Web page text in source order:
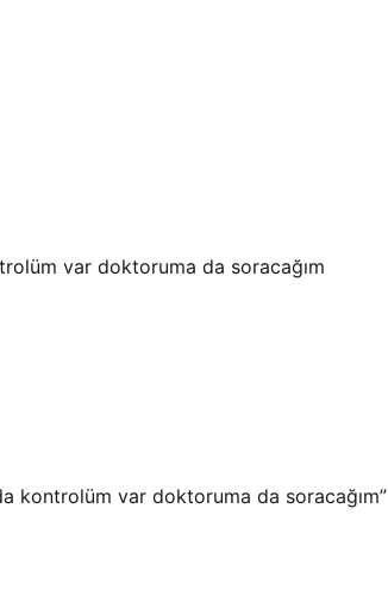
var doktoruma da soracağım
kontrolüm var doktoruma da soracağım”